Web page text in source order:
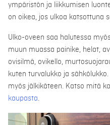
ympäristön ja liikkumisen
on oikea, jos ulkoa katsottuna
Ulko-oveen saa halutessa
muun muassa painike, helat,
ovisilmä, ovikello,
kuten turvalukko ja
myös jälkikäteen. Katso mitä
kaupasta.